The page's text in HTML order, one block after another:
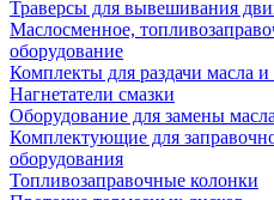
Траверсы для вывешивания
Маслосменное,
оборудование
Комплекты для раздачи масла и
Нагнетатели смазки
Оборудование для замены
Комплектующие для
оборудования
Топливозаправочные колонки